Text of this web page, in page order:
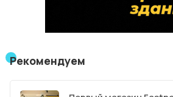
Рекомендуем